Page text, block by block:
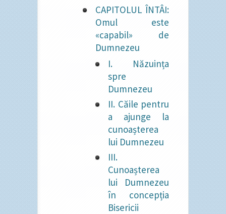
CAPITOLUL ÎNTÂI:
Omul este
«capabil» de
Dumnezeu
I. Năzuința
spre
Dumnezeu
II. Căile pentru
a ajunge la
cunoașterea
lui Dumnezeu
III.
Cunoașterea
lui Dumnezeu
în concepția
Bisericii